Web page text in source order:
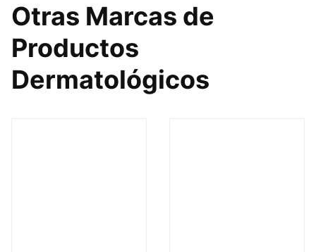
Otras Marcas de
Productos
Dermatológicos